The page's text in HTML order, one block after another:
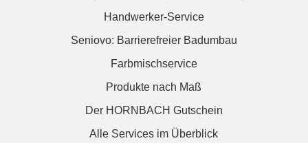
Handwerker-Service
Seniovo: Barrierefreier Badumbau
Farbmischservice
Produkte nach Maß
Der HORNBACH Gutschein
Alle Services im Überblick